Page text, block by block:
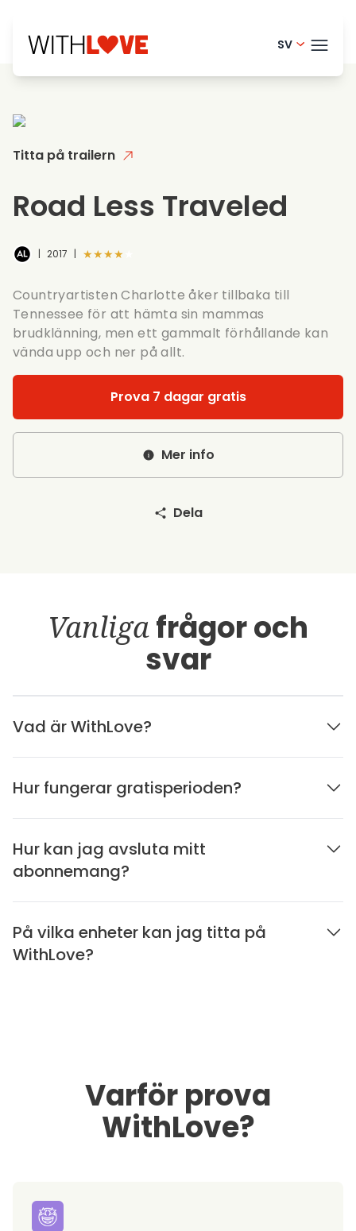
SV
English -
Titta på trailern
Road Less Traveled
| 2017 | ★★★★★
Countryartisten Charlotte åker tillbaka till
Tennessee för att hämta sin mammas
brudklänning, men ett gammalt förhållande kan
vända upp och ner på allt.
Prova 7 dagar gratis
Mer info
Dela
Vanligafrågor och
svar
Vad är WithLove?
Hur fungerar gratisperioden?
Hur kan jag avsluta mitt
abonnemang?
På vilka enheter kan jag titta på
WithLove?
Varför prova
WithLove?